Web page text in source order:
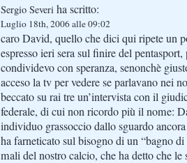
Sergio Severi ha scritto:
Luglio 18th, 2006 alle 09:02
caro David, quello che dici qui ripete un
espresso ieri sera sul finire del pentasport,
condividevo con speranza, senonchè
acceso la tv per vedere se parlavano nei
beccato su rai tre un’intervista con il
federale, di cui non ricordo più il nome:
individuo grassoccio dallo sguardo
ha farneticato sul bisogno di un “bagno
mali del nostro calcio, che ha detto che